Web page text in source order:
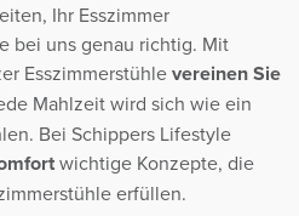
Ihr Esszimmer
bei uns genau richtig. Mit
Esszimmerstühlevereinen Sie
Mahlzeit wird sich wie ein
Bei Schippers Lifestyle
wichtige Konzepte, die
erfüllen.